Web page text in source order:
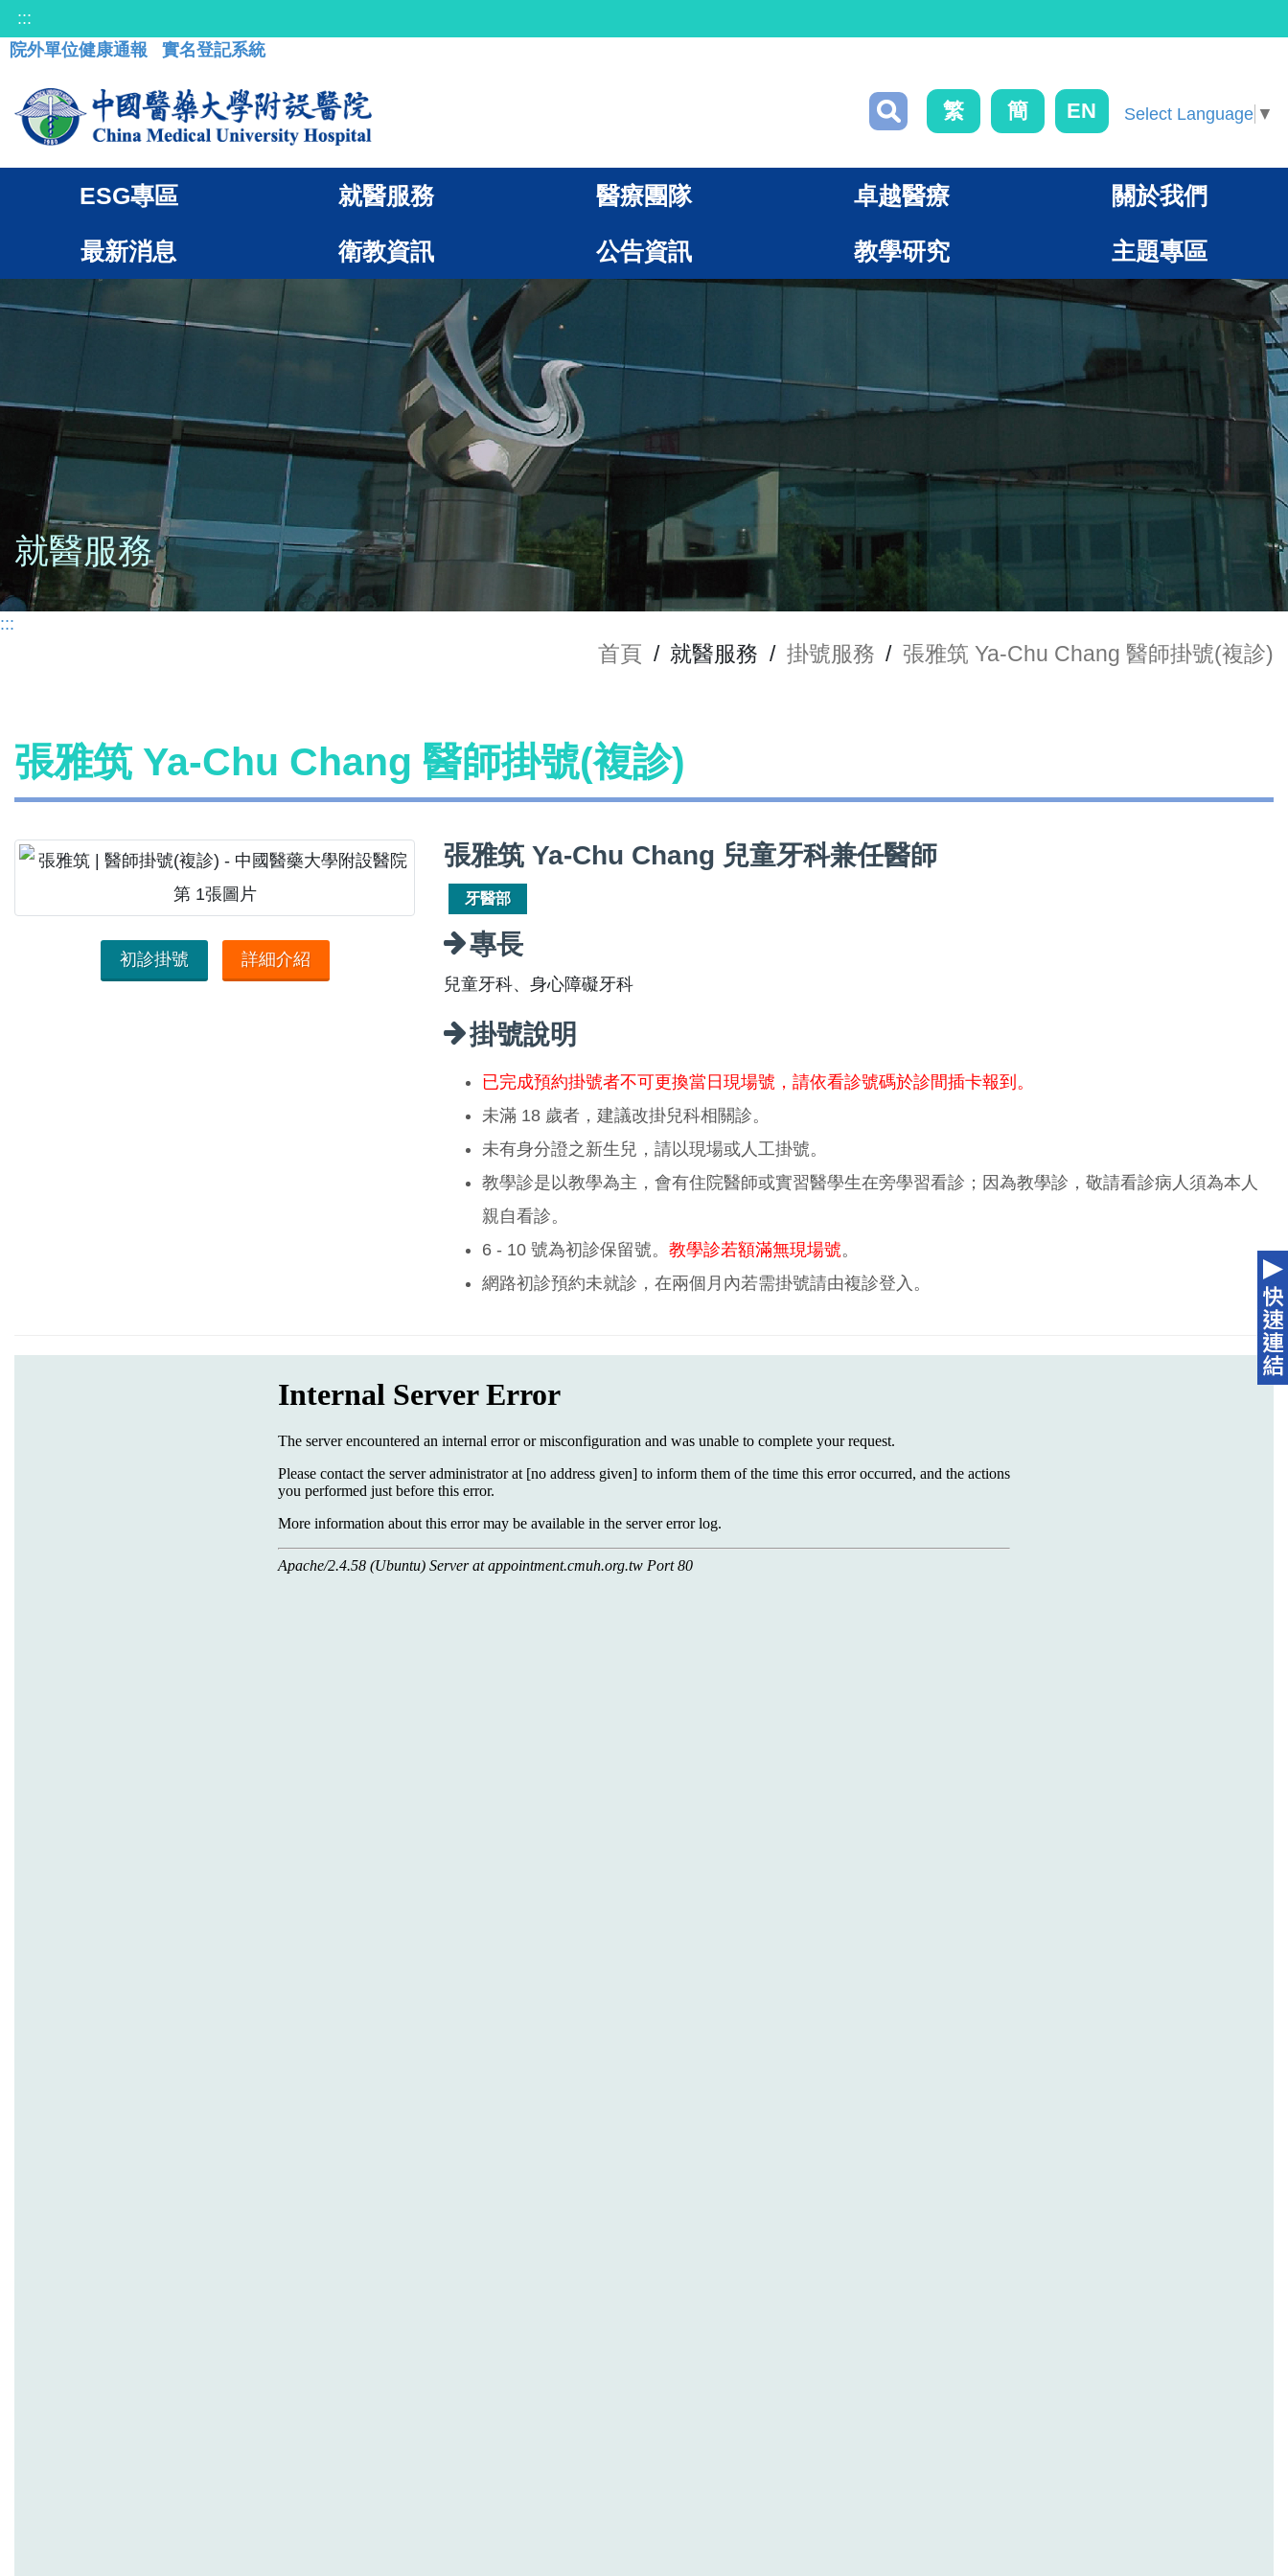
:::
院外單位健康通報
實名登記系統
繁 簡 EN Select Language ▼
ESG專區 就醫服務 醫療團隊 卓越醫療 關於我們
最新消息 衛教資訊 公告資訊 教學研究 主題專區
就醫服務
:::
首頁 / 就醫服務 / 掛號服務 / 張雅筑 Ya-Chu Chang 醫師掛號(複診)
張雅筑 Ya-Chu Chang 醫師掛號(複診)
初診掛號 詳細介紹
張雅筑 Ya-Chu Chang 兒童牙科兼任醫師
牙醫部
專長
兒童牙科、身心障礙牙科
掛號說明
已完成預約掛號者不可更換當日現場號，請依看診號碼於診間插卡報到。
未滿 18 歲者，建議改掛兒科相關診。
未有身分證之新生兒，請以現場或人工掛號。
教學診是以教學為主，會有住院醫師或實習醫學生在旁學習看診；因為教學診，敬請看診病人須為本人
親自看診。
6 - 10 號為初診保留號。 教學診若額滿無現場號。
網路初診預約未就診，在兩個月內若需掛號請由複診登入。